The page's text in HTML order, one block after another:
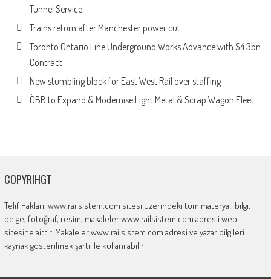
Tunnel Service
Trains return after Manchester power cut
Toronto Ontario Line Underground Works Advance with $4.3bn
Contract
New stumbling block for East West Rail over staffing
ÖBB to Expand & Modernise Light Metal & Scrap Wagon Fleet
COPYRIHGT
Telif Hakları. www.railsistem.com sitesi üzerindeki tüm materyal, bilgi,
belge, fotoğraf, resim, makaleler www.railsistem.com adresli web
sitesine aittir. Makaleler www.railsistem.com adresi ve yazar bilgileri
kaynak gösterilmek şartı ile kullanılabilir